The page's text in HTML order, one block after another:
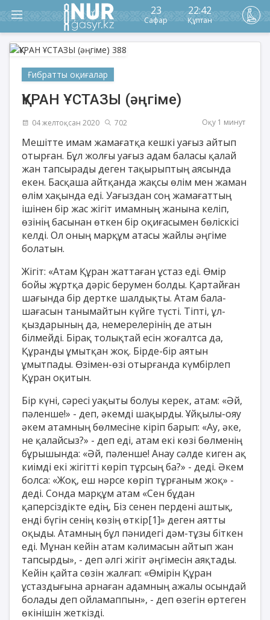
23
Сафар
22:42
Құптан
Ғибратты оқиғалар
ҚҰРАН ҰСТАЗЫ (әңгіме)
04 желтоқсан 2020 702 Оқу 1 минут
Мешітте имам жамағатқа кешкі уағыз айтып
отырған. Бұл жолғы уағыз адам баласы қалай
жан тапсырады деген тақырыптың аясында
екен. Басқаша айтқанда жақсы өлім мен жаман
өлім хақында еді. Уағыздан соң жамағаттың
ішінен бір жас жігіт имамның жанына келіп,
өзінің басынан өткен бір оқиғасымен бөліскісі
келді. Ол оның марқұм атасы жайлы әңгіме
болатын.
Жігіт: «Атам Құран жаттаған ұстаз еді. Өмір
бойы жұртқа дәріс берумен болды. Қартайған
шағында бір дертке шалдықты. Атам бала-
шағасын танымайтын күйге түсті. Тіпті, ұл-
қыздарының да, немерелерінің де атын
білмейді. Бірақ толықтай есін жоғалтса да,
Құранды ұмытқан жоқ. Бірде-бір аятын
ұмытпады. Өзімен-өзі отырғанда күмбірлеп
Құран оқитын.
Бір күні, сәресі уақыты болуы керек, атам: «Әй,
пәленше!» - деп, әкемді шақырды. Ұйқылы-ояу
әкем атамның бөлмесіне кіріп барып: «Ау, әке,
не қалайсыз?» - деп еді, атам екі көзі бөлменің
бұрышында: «Әй, пәленше! Анау сәлде киген ақ
киімді екі жігітті көріп тұрсың ба?» - деді. Әкем
болса: «Жоқ, еш нәрсе көріп тұрғаным жоқ» -
деді. Сонда марқұм атам «Сен бұдан
қаперсіздікте едің, Біз сенен пердені аштық,
енді бүгін сенің көзің өткір[1]» деген аятты
оқыды. Атамның бұл пәнидегі дәм-тұзы біткен
еді. Мұнан кейін атам кәлимасын айтып жан
тапсырды», - деп әлгі жігіт әңгімесін аяқтады.
Кейін қайта сөзін жалғап: «Өмірін Құран
ұстаздығына арнаған адамның ажалы осындай
болады деп ойламаппын», - деп өзегін өртеген
өкінішін жеткізді.